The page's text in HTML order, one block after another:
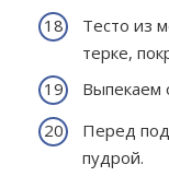
Тесто из
терке,
Выпекаем
Перед
пудрой.